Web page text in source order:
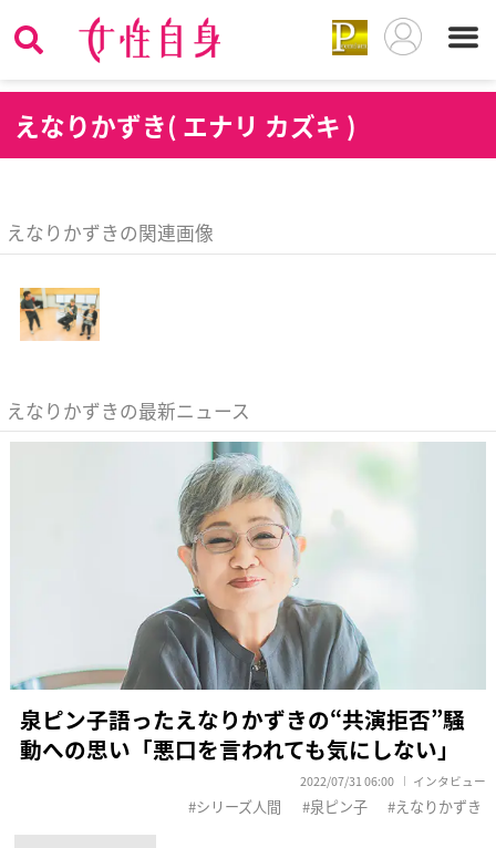
えなりかずき( エナリ カズキ )
えなりかずきの関連画像
えなりかずきの最新ニュース
泉ピン子語ったえなりかずきの“共演拒否”騒
動への思い「悪口を言われても気にしない」
2022/07/31 06:00 インタビュー
シリーズ人間 泉ピン子 えなりかずき